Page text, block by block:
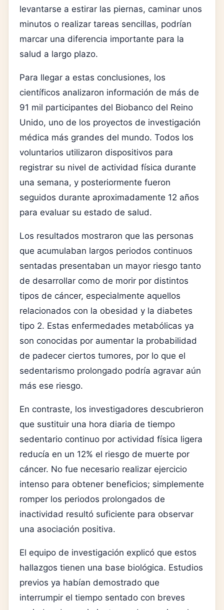
levantarse a estirar las piernas, caminar unos
minutos o realizar tareas sencillas, podrían
marcar una diferencia importante para la
salud a largo plazo.
Para llegar a estas conclusiones, los
científicos analizaron información de más de
91 mil participantes del Biobanco del Reino
Unido, uno de los proyectos de investigación
médica más grandes del mundo. Todos los
voluntarios utilizaron dispositivos para
registrar su nivel de actividad física durante
una semana, y posteriormente fueron
seguidos durante aproximadamente 12 años
para evaluar su estado de salud.
Los resultados mostraron que las personas
que acumulaban largos periodos continuos
sentadas presentaban un mayor riesgo tanto
de desarrollar como de morir por distintos
tipos de cáncer, especialmente aquellos
relacionados con la obesidad y la diabetes
tipo 2. Estas enfermedades metabólicas ya
son conocidas por aumentar la probabilidad
de padecer ciertos tumores, por lo que el
sedentarismo prolongado podría agravar aún
más ese riesgo.
En contraste, los investigadores descubrieron
que sustituir una hora diaria de tiempo
sedentario continuo por actividad física ligera
reducía en un 12% el riesgo de muerte por
cáncer. No fue necesario realizar ejercicio
intenso para obtener beneficios; simplemente
romper los periodos prolongados de
inactividad resultó suficiente para observar
una asociación positiva.
El equipo de investigación explicó que estos
hallazgos tienen una base biológica. Estudios
previos ya habían demostrado que
interrumpir el tiempo sentado con breves